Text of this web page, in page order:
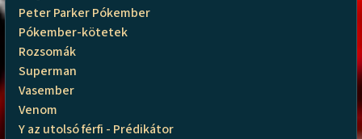
Peter Parker Pókember
Pókember-kötetek
Rozsomák
Superman
Vasember
Venom
Y az utolsó férfi - Prédikátor